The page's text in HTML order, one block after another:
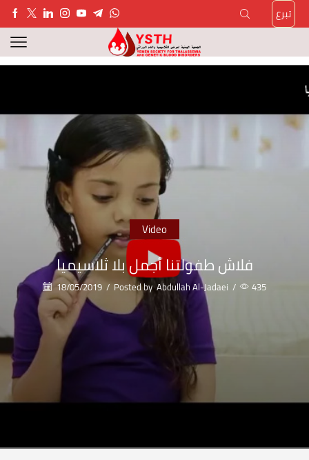
تبرع
Video
فلاش طفولتنا أجمل بلا ثلاسيميا
18/05/2019 / Posted by Abdullah Al-Jadaei / 435